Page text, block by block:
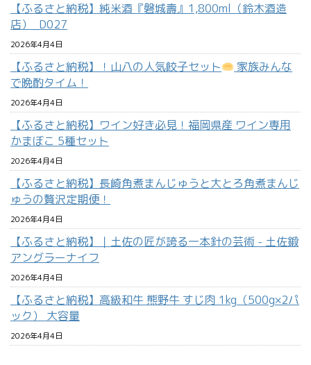
【ふるさと納税】純米酒『磐城壽』1,800ml（鈴木酒造
店）_D027
2026年4月4日
【ふるさと納税】！山八の人気餃子セット
家族みんな
で晩酌タイム！
2026年4月4日
【ふるさと納税】ワイン好き必見！福岡県産 ワイン専用
かまぼこ 5種セット
2026年4月4日
【ふるさと納税】長崎角煮まんじゅうと大とろ角煮まんじ
ゅうの贅沢定期便！
2026年4月4日
【ふるさと納税】｜土佐の匠が誇る一本針の芸術 - 土佐鍛
アングラーナイフ
2026年4月4日
【ふるさと納税】高級和牛 熊野牛 すじ肉 1kg（500g×2パ
ック） 大容量
2026年4月4日